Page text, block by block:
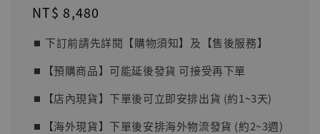
Regular
NT$ 8,480
⏹︎ 下訂前請先詳閱【購物須知】及【售後服務】
⏹︎【預購商品】可能延後發貨 可接受再下單
⏹︎【店內現貨】下單後可立即安排出貨 (約1~3天)
⏹︎【海外現貨】下單後安排海外物流發貨 (約2~3週)